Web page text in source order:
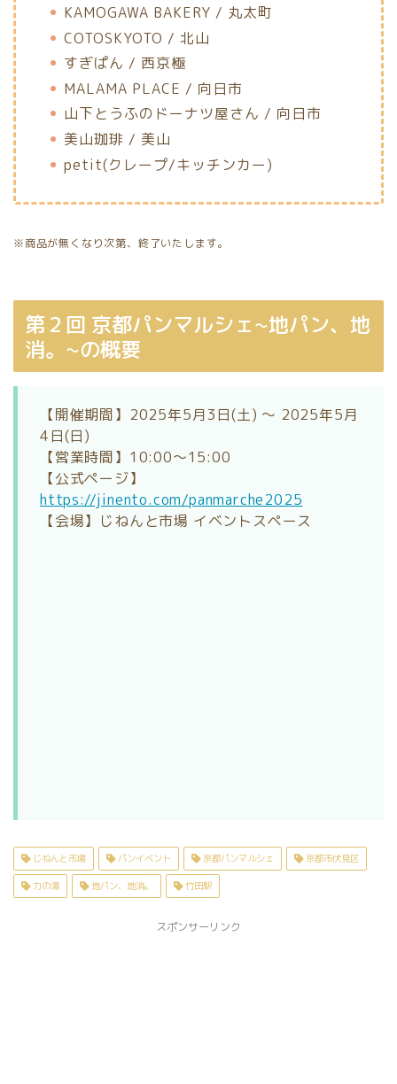
KAMOGAWA BAKERY / 丸太町
COTOSKYOTO / 北山
すぎぱん / 西京極
MALAMA PLACE / 向日市
山下とうふのドーナツ屋さん / 向日市
美山珈琲 / 美山
petit(クレープ/キッチンカー)
※商品が無くなり次第、終了いたします。
第２回 京都パンマルシェ~地パン、地
消。~の概要
【開催期間】2025年5月3日(土) ～ 2025年5月
4日(日)
【営業時間】10:00～15:00
【公式ページ】
https://jinento.com/panmarche2025
【会場】じねんと市場 イベントスペース
じねんと市場 パンイベント 京都パンマルシェ 京都市伏見区
力の湯 地パン、地消。 竹田駅
スポンサーリンク